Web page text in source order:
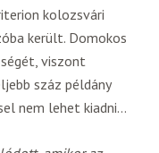
kolozsvári
került. Domokos
viszont
száz példány
nem lehet kiadni…